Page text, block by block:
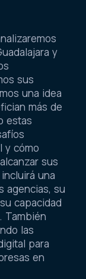
y
sus
una idea
más de
estas
y cómo
sus
una
agencias, su
capacidad
También
las
para
en